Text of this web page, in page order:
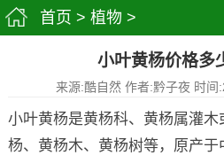
首页 > 植物 >
小叶黄杨价格多
来源:酷自然 作者:黔子夜 时
小叶黄杨是黄杨科、黄杨属灌
杨、黄杨木、黄杨树等，原产